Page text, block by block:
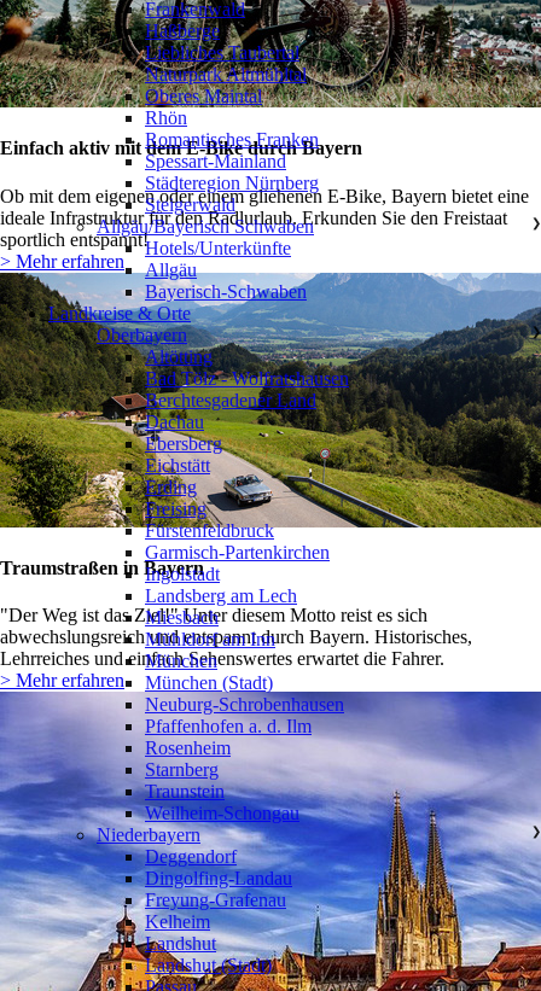
Einfach aktiv mit dem E-Bike durch Bayern
Ob mit dem eigenen oder einem gliehenen E-Bike, Bayern bietet eine
ideale Infrastruktur für den Radlurlaub. Erkunden Sie den Freistaat
sportlich entspannt!
> Mehr erfahren
Traumstraßen in Bayern
"Der Weg ist das Ziel!" Unter diesem Motto reist es sich
abwechslungsreich und entspannt durch Bayern. Historisches,
Lehrreiches und einfach Sehenswertes erwartet die Fahrer.
> Mehr erfahren
Frankenwald
Haßberge
Liebliches Taubertal
Naturpark Altmühltal
Oberes Maintal
Rhön
Romantisches Franken
Spessart-Mainland
Städteregion Nürnberg
Steigerwald
Allgäu/Bayerisch Schwaben
❯
Hotels/Unterkünfte
Allgäu
Bayerisch-Schwaben
Landkreise & Orte
Oberbayern
❯
Altötting
Bad Tölz - Wolfratshausen
Berchtesgadener Land
Dachau
Ebersberg
Eichstätt
Erding
Freising
Fürstenfeldbruck
Garmisch-Partenkirchen
Ingolstadt
Landsberg am Lech
Miesbach
Mühldorf am Inn
München
München (Stadt)
Neuburg-Schrobenhausen
Pfaffenhofen a. d. Ilm
Rosenheim
Starnberg
Traunstein
Weilheim-Schongau
Niederbayern
❯
Deggendorf
Dingolfing-Landau
Freyung-Grafenau
Kelheim
Landshut
Landshut (Stadt)
Passau